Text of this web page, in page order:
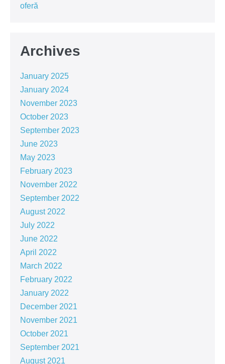
oferă
Archives
January 2025
January 2024
November 2023
October 2023
September 2023
June 2023
May 2023
February 2023
November 2022
September 2022
August 2022
July 2022
June 2022
April 2022
March 2022
February 2022
January 2022
December 2021
November 2021
October 2021
September 2021
August 2021